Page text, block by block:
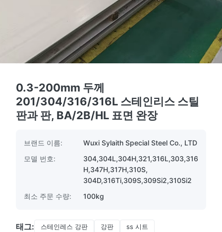
0.3-200mm 두께
201/304/316/316L 스테인리스 스틸
판과 판, BA/2B/HL 표면 완장
브랜드 이름:
Wuxi Sylaith Special Steel Co., LTD
모델 번호:
304,304L,304H,321,316L,303,316
H,347H,317H,310S,
304D,316Ti,309S,309Si2,310Si2
최소 주문 수량:
100kg
태그: 스테인레스 강판 강판 ss 시트